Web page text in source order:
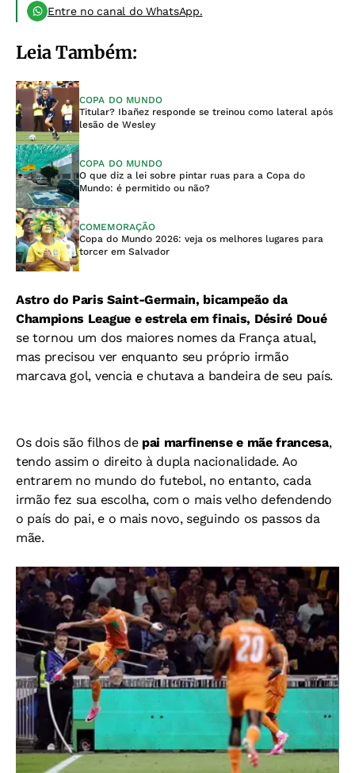
Entre no canal do WhatsApp.
Leia Também:
COPA DO MUNDO
Titular? Ibañez responde se treinou como lateral após
lesão de Wesley
COPA DO MUNDO
O que diz a lei sobre pintar ruas para a Copa do
Mundo: é permitido ou não?
COMEMORAÇÃO
Copa do Mundo 2026: veja os melhores lugares para
torcer em Salvador
Astro do Paris Saint-Germain, bicampeão da
Champions League e estrela em finais, Désiré Doué
se tornou um dos maiores nomes da França atual,
mas precisou ver enquanto seu próprio irmão
marcava gol, vencia e chutava a bandeira de seu país.
Os dois são filhos depai marfinense e mãe francesa,
tendo assim o direito à dupla nacionalidade. Ao
entrarem no mundo do futebol, no entanto, cada
irmão fez sua escolha, com o mais velho defendendo
o país do pai, e o mais novo, seguindo os passos da
mãe.